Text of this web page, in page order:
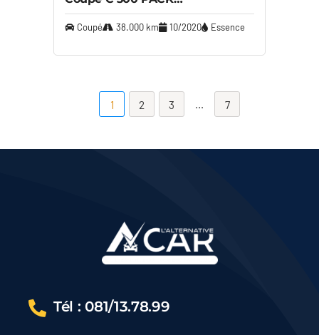
AMG – GARANTIE 12M
Coupé 38.000 km 10/2020 Essence
1 2 3 … 7
Tél : 081/13.78.99